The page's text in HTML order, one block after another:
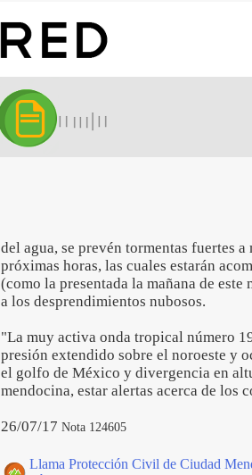
del agua, se prevén tormentas fuertes
próximas horas, las cuales estarán
(como la presentada la mañana de
a los desprendimientos nubosos.
"La muy activa onda tropical número
presión extendido sobre el noroeste y
el golfo de México y divergencia en
mendocina, estar alertas acerca de
26/07/17 Nota 124605
Llama Protección Civil de Ciudad